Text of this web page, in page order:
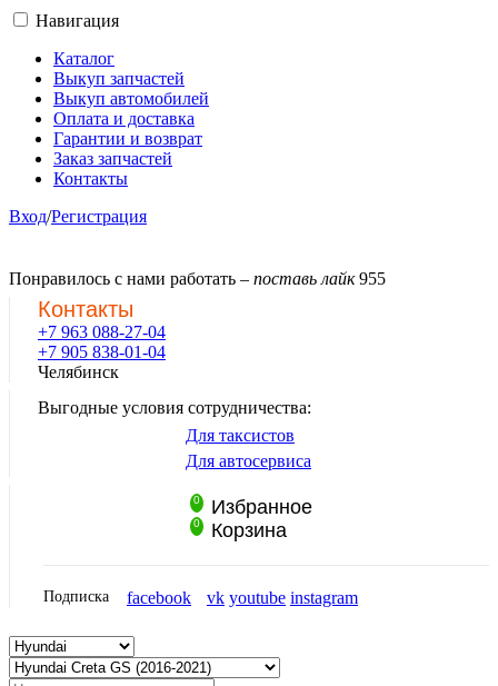
Навигация
Каталог
Выкуп запчастей
Выкуп автомобилей
Оплата и доставка
Гарантии и возврат
Заказ запчастей
Контакты
Вход/Регистрация
Понравилось с нами работать – поставь лайк 955
Контакты
+7 963 088-27-04
+7 905 838-01-04
Челябинск
Выгодные условия сотрудничества:
Для таксистов
Для автосервиса
0 Избранное
0 Корзина
Подписка facebook vk youtube instagram